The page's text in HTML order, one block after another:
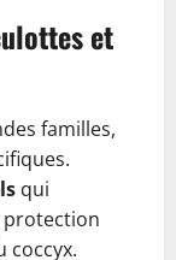
et
familles,
qui
protection
coccyx.